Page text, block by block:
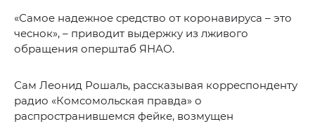
«Самое надежное средство от коронавируса – это
чеснок», – приводит выдержку из лживого
обращения оперштаб ЯНАО.
Сам Леонид Рошаль, рассказывая корреспонденту
радио «Комсомольская правда» о
распространившемся фейке, возмущен